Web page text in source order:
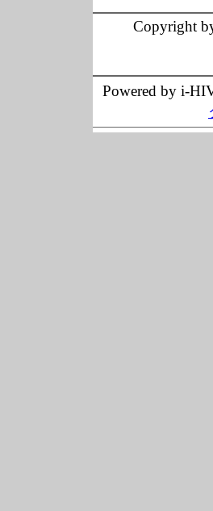
Copyright
Powered by i-